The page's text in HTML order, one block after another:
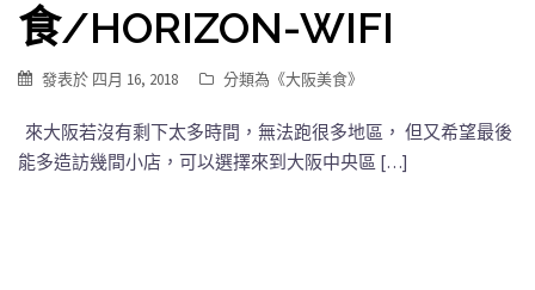
食/HORIZON-WIFI
發表於 四月 16, 2018 分類為《大阪美食》
來大阪若沒有剩下太多時間，無法跑很多地區， 但又希望最後
能多造訪幾間小店，可以選擇來到大阪中央區 […]